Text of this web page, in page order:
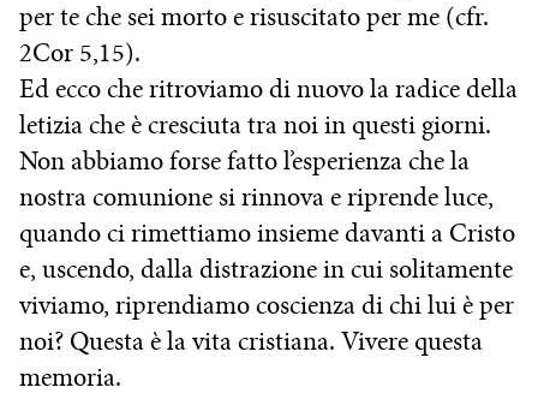
per te che sei morto e risuscitato per me (cfr.
2Cor 5,15).
Ed ecco che ritroviamo di nuovo la radice della
letizia che è cresciuta tra noi in questi giorni.
Non abbiamo forse fatto l’esperienza che la
nostra comunione si rinnova e riprende luce,
quando ci rimettiamo insieme davanti a Cristo
e, uscendo, dalla distrazione in cui solitamente
viviamo, riprendiamo coscienza di chi lui è per
noi? Questa è la vita cristiana. Vivere questa
memoria.